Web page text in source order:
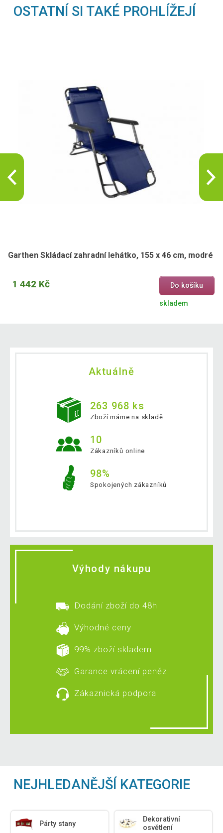
OSTATNÍ SI TAKÉ PROHLÍŽEJÍ
Garthen Skládací zahradní lehátko, 155 x 46 cm, modré
1 442 Kč Do košíku
skladem
Aktuálně
263 968 ks
Zboží máme na skladě
10
Zákazníků online
98%
Spokojených zákazníků
Výhody nákupu
Dodání zboží do 48h
Výhodné ceny
99% zboží skladem
Garance vrácení peněz
Zákaznická podpora
NEJHLEDANĚJŠÍ KATEGORIE
Párty stany
Dekorativní
osvětlení